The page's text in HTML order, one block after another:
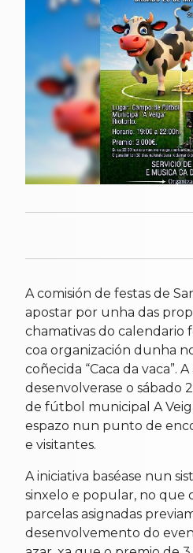
A comisión de festas de
apostar por unha das
chamativas do calendario
coa organización dunha
coñecida “Caca da vaca”.
desenvolverase o sábado
de fútbol municipal A
espazo nun punto de
e visitantes.
A iniciativa baséase nun
sinxelo e popular, no que
parcelas asignadas
desenvolvemento do